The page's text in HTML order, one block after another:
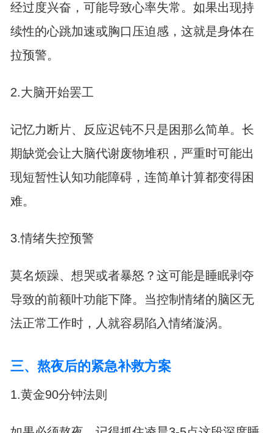
经过度兴奋，可能导致心率失常。如果出现持
续性的心跳加速或胸口压迫感，这就是身体在
拉预警。
2.大脑开始罢工
记忆力断片、反应迟钝不只是困那么简单。长
期缺觉会让大脑代谢废物堆积，严重时可能出
现短暂性认知功能障碍，连简单计算都变得困
难。
3.情绪失控预警
莫名烦躁、想哭或者暴怒？这可能是睡眠剥夺
导致的前额叶功能下降。当控制情绪的脑区无
法正常工作时，人就容易陷入情绪漩涡。
三、熬夜后的紧急补救方案
1.黄金90分钟法则